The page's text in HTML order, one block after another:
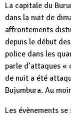
La capitale du
dans la nuit de
affrontements
depuis le début
police dans les
parle d’attaques «
de nuit a été
Bujumbura. Au
Les évènements